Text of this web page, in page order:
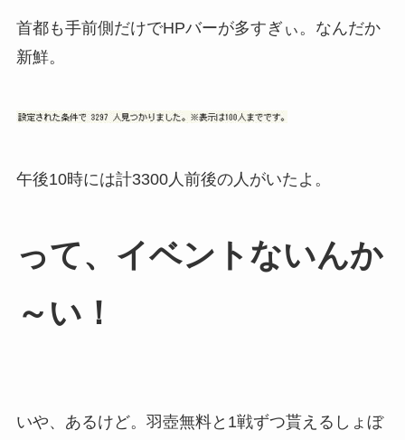
首都も手前側だけでHPバーが多すぎぃ。なんだか
新鮮。
午後10時には計3300人前後の人がいたよ。
って、イベントないんか
～い！
いや、あるけど。羽壺無料と1戦ずつ貰えるしょぼ